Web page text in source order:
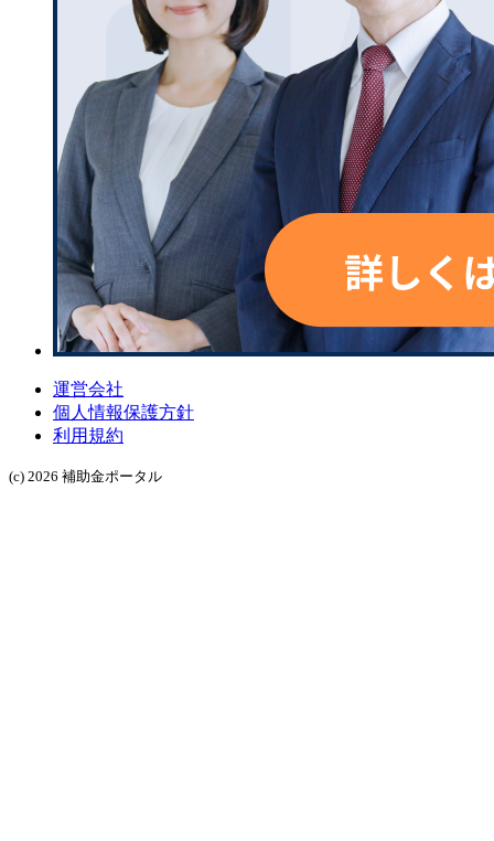
運営会社
個人情報保護方針
利用規約
(c) 2026 補助金ポータル